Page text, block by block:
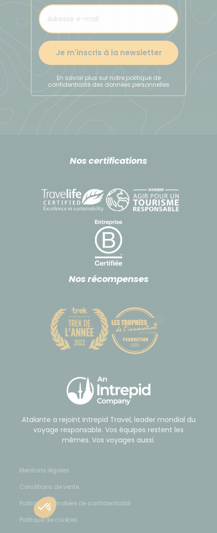
Je m'inscris à la newsletter
En savoir plus sur notre politique de
confidentialité des données personnelles
Nos certifications
Nos récompenses
Atalante a rejoint Intrepid Travel, leader mondial du
voyage responsable. Vos équipes restent les
mêmes. Vos voyages aussi.
Mentions légales
Conditions de vente
Politique en matière de confidentialité
Politique de cookies